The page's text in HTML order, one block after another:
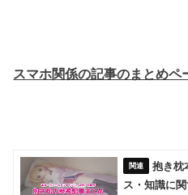
スマホ関係の記事のまとめペ
抱き枕
ス・知識に